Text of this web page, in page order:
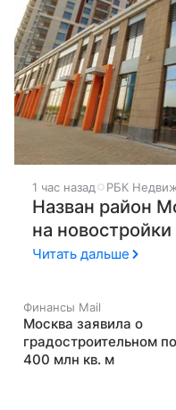
1 час назад РБК
Назван район
на
Читать дальше
Финансы Mail
Москва заявила о
градостроительном
400 млн кв. м